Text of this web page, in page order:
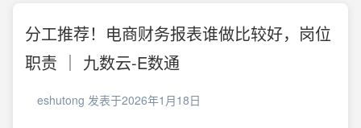
分工推荐！电商财务报表谁做比较好，岗位
职责 ｜ 九数云-E数通
eshutong 发表于2026年1月18日